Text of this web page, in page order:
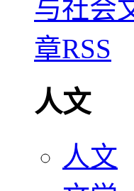
人文
人文